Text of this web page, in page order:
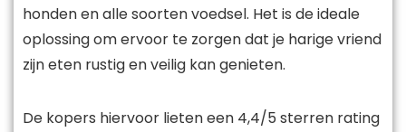
honden en alle soorten voedsel. Het is de ideale
oplossing om ervoor te zorgen dat je harige vriend
zijn eten rustig en veilig kan genieten.
De kopers hiervoor lieten een 4,4/5 sterren rating